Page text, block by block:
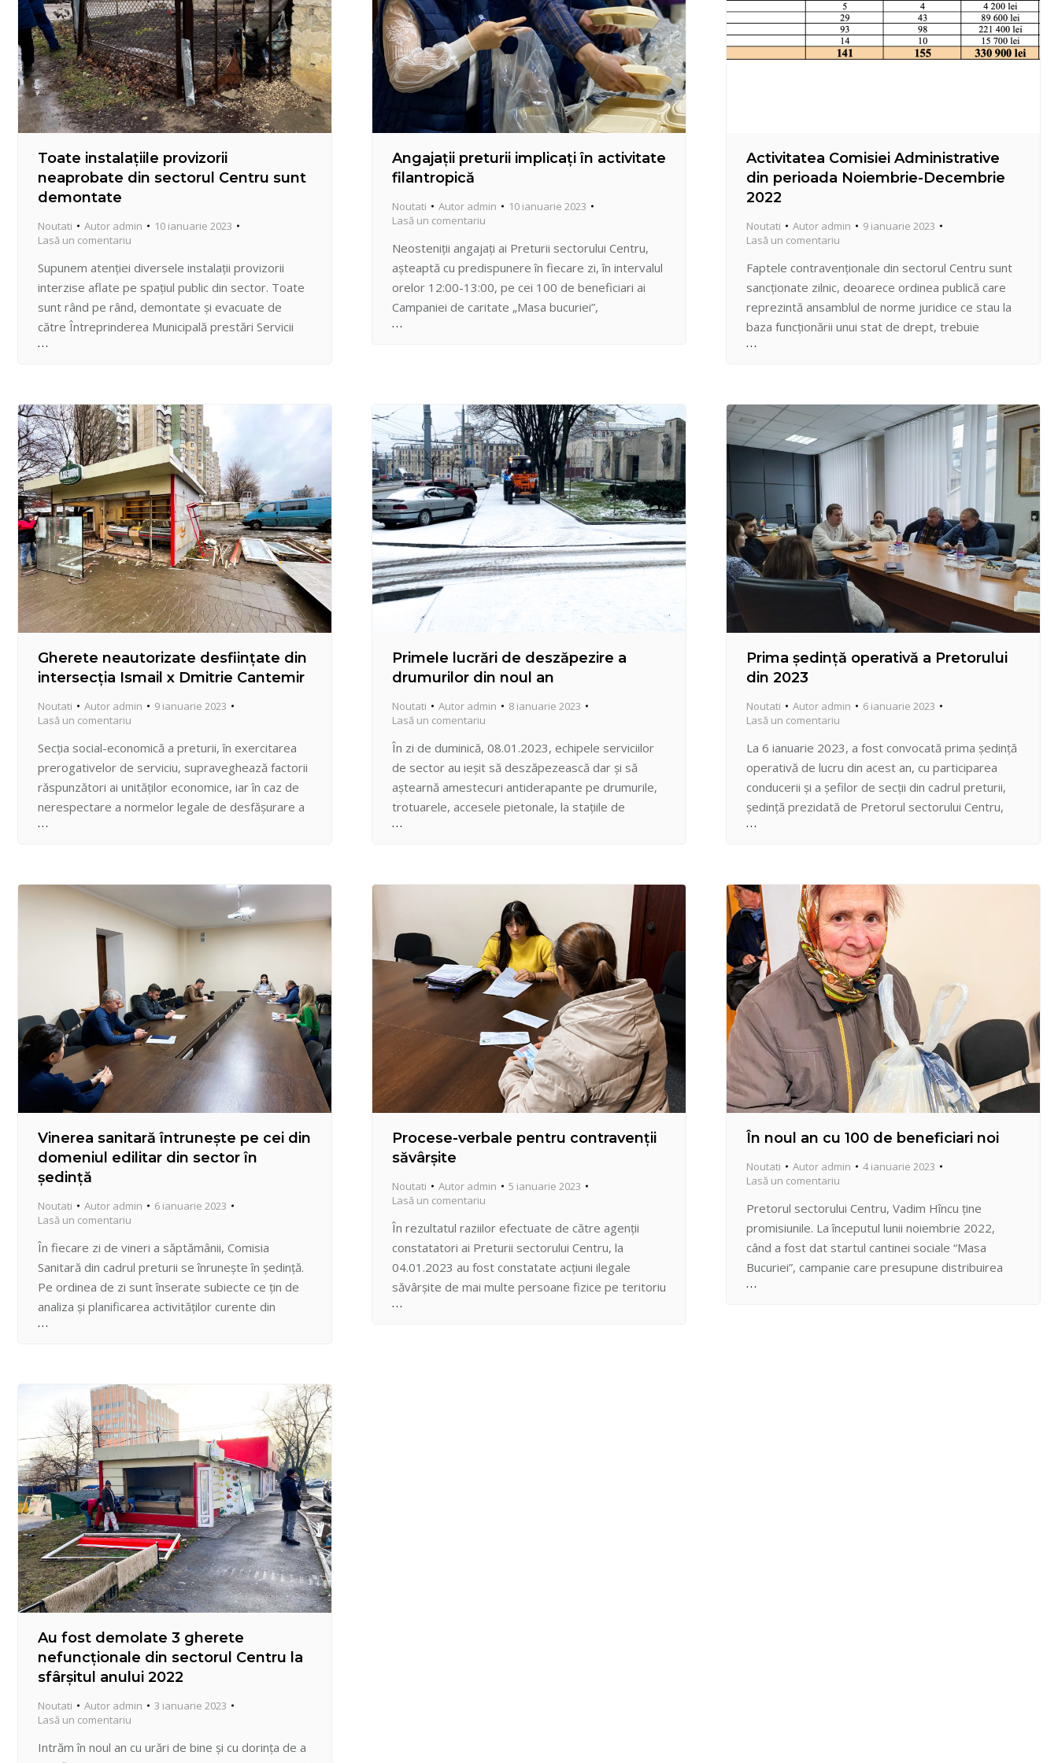
Toate instalațiile provizorii
neaprobate din sectorul Centru sunt
demontate
Noutati Autor admin
10 ianuarie 2023
Lasă un comentariu
Supunem atenției diversele instalații provizorii
interzise aflate pe spațiul public din sector. Toate
sunt rând pe rând, demontate şi evacuate de
către Întreprinderea Municipală prestări Servicii
Locative Centru, coordonată de Secția urbanism şi
montări neaprobate: • str. Ialoveni, 100- gard…
Angajații preturii implicați în activitate
filantropică
Noutati Autor admin
10 ianuarie 2023
Lasă un comentariu
Neosteniții angajați ai Preturii sectorului Centru,
așteaptă cu predispunere în fiecare zi, în intervalul
orelor 12:00-13:00, pe cei 100 de beneficiari ai
Campaniei de caritate „Masa bucuriei”,
împachetează cu grijă prânzurile, felul întâi și doi,
Activitatea Comisiei Administrative
din perioada Noiembrie-Decembrie
2022
Noutati Autor admin
9 ianuarie 2023
Lasă un comentariu
Faptele contravenționale din sectorul Centru sunt
sancționate zilnic, deoarece ordinea publică care
reprezintă ansamblul de norme juridice ce stau la
baza funcționării unui stat de drept, trebuie
respectată. O măsură frecvent aplicată de
sancționarea contravenientului prin aplicarea de
amenzi. Pe parcursul lunilor noiembrie,…
Gherete neautorizate desființate din
intersecția Ismail x Dmitrie Cantemir
Noutati Autor admin
9 ianuarie 2023
Lasă un comentariu
Secția social-economică a preturii, în exercitarea
prerogativelor de serviciu, supraveghează factorii
răspunzători ai unităților economice, iar în caz de
nerespectare a normelor legale de desfăşurare a
activității comerciale, duce la îndeplinire măsurile
permisive de funcționare, s-a executat demolarea
şi evacuarea gheretelor…
Primele lucrări de deszăpezire a
drumurilor din noul an
Noutati Autor admin
8 ianuarie 2023
Lasă un comentariu
În zi de duminică, 08.01.2023, echipele serviciilor
de sector au ieșit să deszăpezească dar și să
aștearnă amestecuri antiderapante pe drumurile,
trotuarele, accesele pietonale, la stațiile de
așteptare a pasagerilor din sectorul Centru.
strat de zăpadă din acest an.
Prima ședință operativă a Pretorului
din 2023
Noutati Autor admin
6 ianuarie 2023
Lasă un comentariu
La 6 ianuarie 2023, a fost convocată prima ședință
operativă de lucru din acest an, cu participarea
conducerii și a șefilor de secții din cadrul preturii,
ședință prezidată de Pretorul sectorului Centru,
Vadim Hîncu. Scopul întrunirii a fost determinat de
competențelor instituționale. Atenție distinctă…
Vinerea sanitară întrunește pe cei din
domeniul edilitar din sector în
ședință
Noutati Autor admin
6 ianuarie 2023
Lasă un comentariu
În fiecare zi de vineri a săptămânii, Comisia
Sanitară din cadrul preturii se înrunește în ședință.
Pe ordinea de zi sunt înserate subiecte ce țin de
analiza și planificarea activităților curente din
domeniul edilitar, iar ședința este condusă de
de sector dar…
Procese-verbale pentru contravenții
săvârșite
Noutati Autor admin
5 ianuarie 2023
Lasă un comentariu
În rezultatul raziilor efectuate de către agenții
constatatori ai Preturii sectorului Centru, la
04.01.2023 au fost constatate acțiuni ilegale
săvârșite de mai multe persoane fizice pe teritoriu
public al sectorului Centru. Comerțul stradal
În noul an cu 100 de beneficiari noi
Noutati Autor admin
4 ianuarie 2023
Lasă un comentariu
Pretorul sectorului Centru, Vadim Hîncu ține
promisiunile. La începutul lunii noiembrie 2022,
când a fost dat startul cantinei sociale “Masa
Bucuriei”, campanie care presupune distribuirea
zilnică la pachet a 100 de prânzuri calde, Pretorul,
Au fost demolate 3 gherete
nefuncționale din sectorul Centru la
sfârșitul anului 2022
Noutati Autor admin
3 ianuarie 2023
Lasă un comentariu
Intrăm în noul an cu urări de bine și cu dorința de a